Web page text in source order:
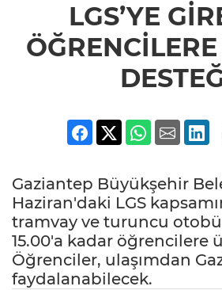
LGS’YE
Gaziantep Büyükşehir
Haziran'daki LGS
tramvay ve turuncu
15.00'a kadar öğrencilere
Öğrenciler, ulaşımdan
faydalanabilecek.